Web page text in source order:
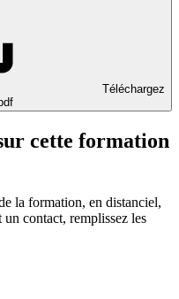
Téléchargez
cette formation
la formation, en distanciel,
contact, remplissez les